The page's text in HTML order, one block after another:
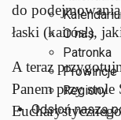
O nas
Patronka
Prowincje
Regiony
Odsłoń naszą
do
łaski (kairós!),
A teraz
Panem przy stole